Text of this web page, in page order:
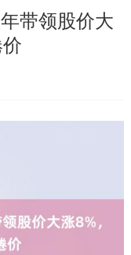
带领股价大